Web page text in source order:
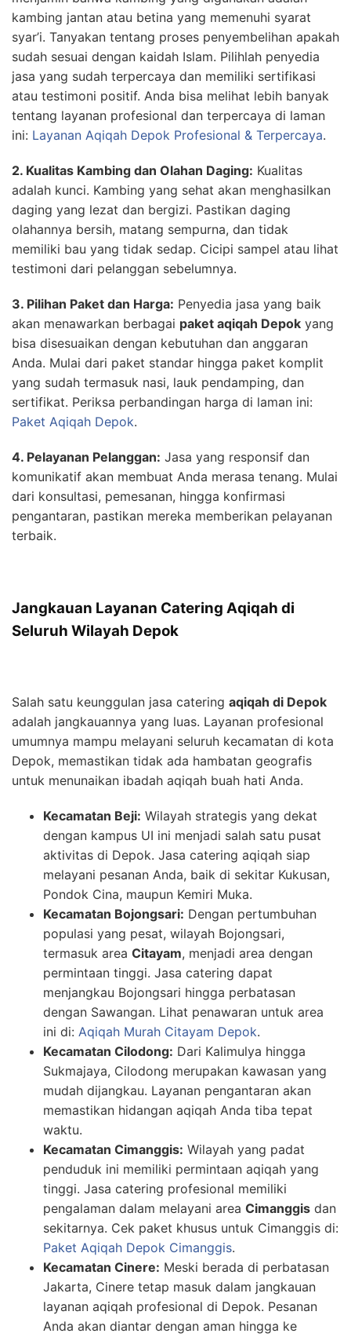
kambing jantan atau betina yang memenuhi syarat
syar’i. Tanyakan tentang proses penyembelihan apakah
sudah sesuai dengan kaidah Islam. Pilihlah penyedia
jasa yang sudah terpercaya dan memiliki sertifikasi
atau testimoni positif. Anda bisa melihat lebih banyak
tentang layanan profesional dan terpercaya di laman
ini: Layanan Aqiqah Depok Profesional & Terpercaya.
2. Kualitas Kambing dan Olahan Daging: Kualitas
adalah kunci. Kambing yang sehat akan menghasilkan
daging yang lezat dan bergizi. Pastikan daging
olahannya bersih, matang sempurna, dan tidak
memiliki bau yang tidak sedap. Cicipi sampel atau lihat
testimoni dari pelanggan sebelumnya.
3. Pilihan Paket dan Harga: Penyedia jasa yang baik
akan menawarkan berbagai paket aqiqah Depok yang
bisa disesuaikan dengan kebutuhan dan anggaran
Anda. Mulai dari paket standar hingga paket komplit
yang sudah termasuk nasi, lauk pendamping, dan
sertifikat. Periksa perbandingan harga di laman ini:
Paket Aqiqah Depok.
4. Pelayanan Pelanggan: Jasa yang responsif dan
komunikatif akan membuat Anda merasa tenang. Mulai
dari konsultasi, pemesanan, hingga konfirmasi
pengantaran, pastikan mereka memberikan pelayanan
terbaik.
Jangkauan Layanan Catering Aqiqah di
Seluruh Wilayah Depok
Salah satu keunggulan jasa catering aqiqah di Depok
adalah jangkauannya yang luas. Layanan profesional
umumnya mampu melayani seluruh kecamatan di kota
Depok, memastikan tidak ada hambatan geografis
untuk menunaikan ibadah aqiqah buah hati Anda.
Kecamatan Beji: Wilayah strategis yang dekat
dengan kampus UI ini menjadi salah satu pusat
aktivitas di Depok. Jasa catering aqiqah siap
melayani pesanan Anda, baik di sekitar Kukusan,
Pondok Cina, maupun Kemiri Muka.
Kecamatan Bojongsari: Dengan pertumbuhan
populasi yang pesat, wilayah Bojongsari,
termasuk area Citayam, menjadi area dengan
permintaan tinggi. Jasa catering dapat
menjangkau Bojongsari hingga perbatasan
dengan Sawangan. Lihat penawaran untuk area
ini di: Aqiqah Murah Citayam Depok.
Kecamatan Cilodong: Dari Kalimulya hingga
Sukmajaya, Cilodong merupakan kawasan yang
mudah dijangkau. Layanan pengantaran akan
memastikan hidangan aqiqah Anda tiba tepat
waktu.
Kecamatan Cimanggis: Wilayah yang padat
penduduk ini memiliki permintaan aqiqah yang
tinggi. Jasa catering profesional memiliki
pengalaman dalam melayani area Cimanggis dan
sekitarnya. Cek paket khusus untuk Cimanggis di:
Paket Aqiqah Depok Cimanggis.
Kecamatan Cinere: Meski berada di perbatasan
Jakarta, Cinere tetap masuk dalam jangkauan
layanan aqiqah profesional di Depok. Pesanan
Anda akan diantar dengan aman hingga ke